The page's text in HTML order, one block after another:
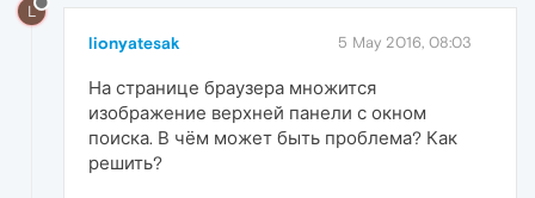
L
lionyatesak 5 May 2016, 08:03
На странице браузера множится
изображение верхней панели с окном
поиска. В чём может быть проблема? Как
решить?